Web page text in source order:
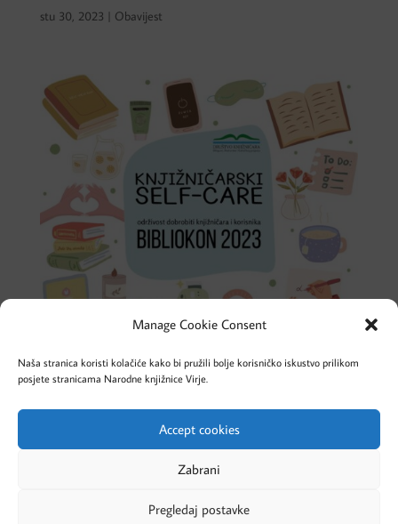
Manage Cookie Consent
Naša stranica koristi kolačiće kako bi pružili bolje korisničko iskustvo prilikom
posjete stranicama Narodne knjižnice Virje.
Accept cookies
Zabrani
Pregledaj postavke
stu 30, 2023 Obavijest